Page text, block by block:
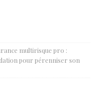
multirisque pro :
pour pérenniser son